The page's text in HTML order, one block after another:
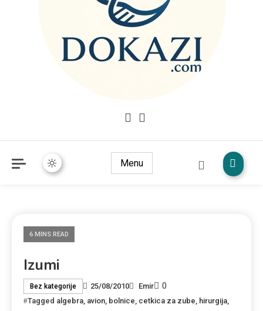
Menu
6 MINS READ
Izumi
Bez kategorije 25/08/2010 Emir 0
Tagged algebra, avion, bolnice, cetkica za zube, hirurgija,